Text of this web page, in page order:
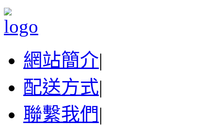
網站簡介|
配送方式|
聯繫我們|